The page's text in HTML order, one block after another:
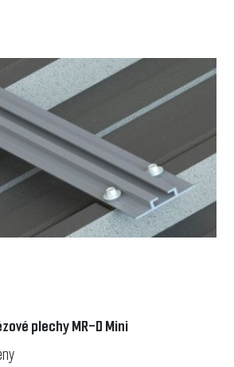
plechy MR-D Mini